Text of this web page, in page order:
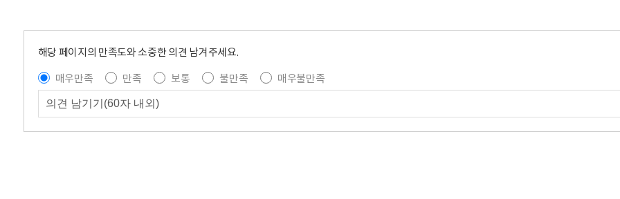
해당 페이지의 만족도와 소중한 의견 남겨주세요.
매우만족
만족 보통 불만족 매우불만족